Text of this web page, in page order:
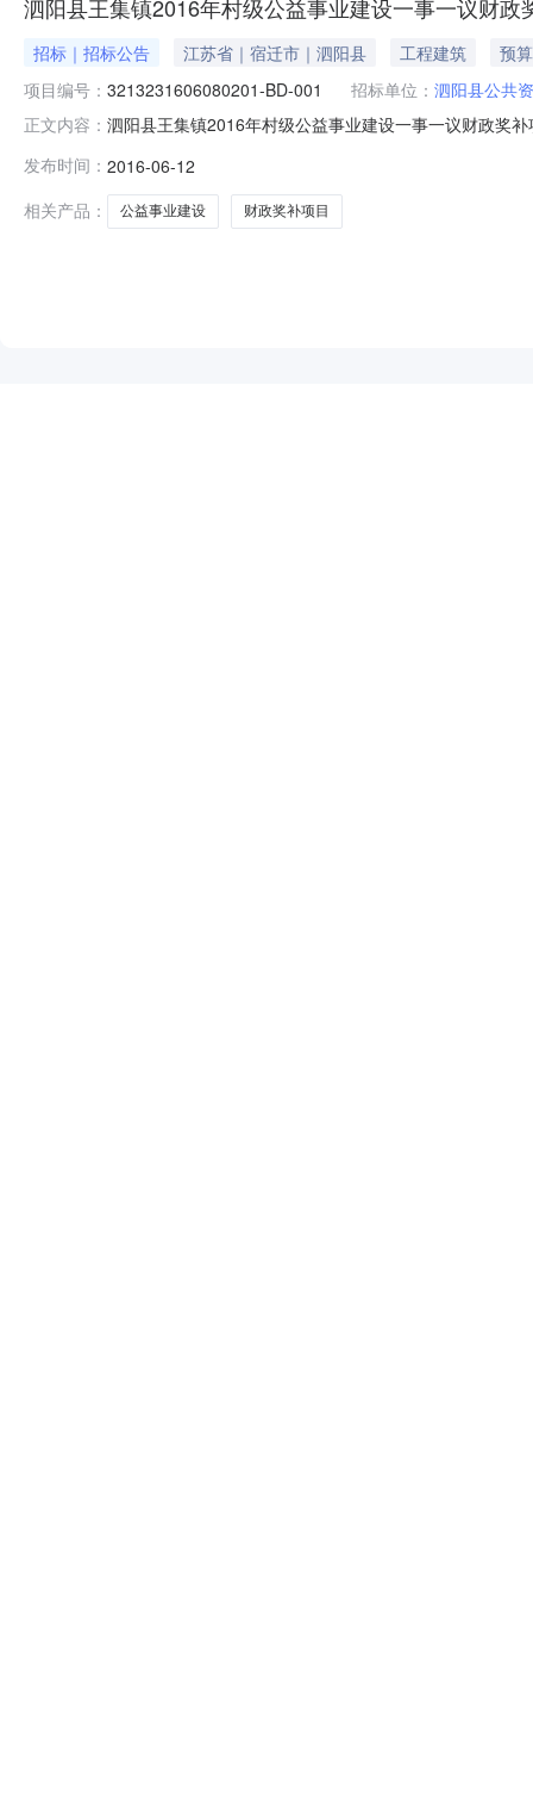
泗阳县王集镇2016年村级公益事业建设一事一议财政
招标｜招标公告 江苏省｜宿迁市｜泗阳县 工程建筑
预
项目编号： 3213231606080201-BD-001 招标单位： 泗阳县公共
正文内容： 泗阳县王集镇2016年村级公益事业建设一事一议财政奖
目概况与招标范围1.1工程地点：泗阳县王集镇境内。
发布时间： 2016-06-12
相关产品：
公益事业建设 财政奖补项目